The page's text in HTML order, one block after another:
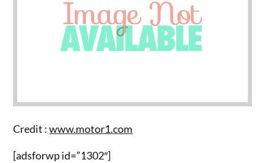
Credit :www.motor1.com
[adsforwp id=”1302″]